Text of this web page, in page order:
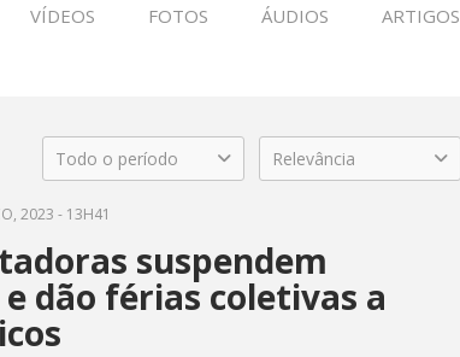
VÍDEOS FOTOS ÁUDIOS ARTIGOS
Todo o período Relevância
2023 - 13H41
suspendem
dão férias coletivas a